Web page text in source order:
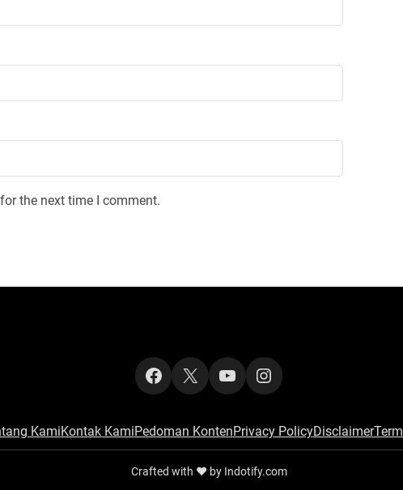
the next time I comment.
Facebook
X YouTubeInstagram
KamiKontak KamiPedoman KontenPrivacy PolicyDisclaimer
Crafted with ‪‪❤︎‬ by Indotify.com